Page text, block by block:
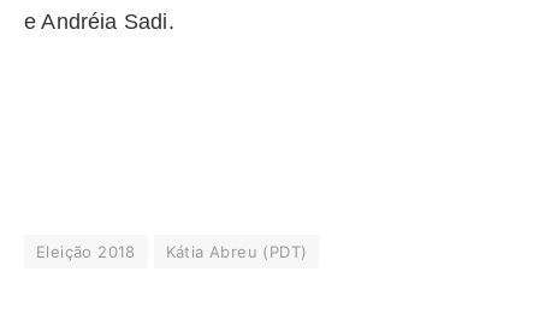
e Andréia Sadi.
Eleição 2018 Kátia Abreu (PDT)